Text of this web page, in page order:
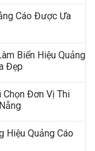
Cáo Được Ưa
Biển Hiệu Quảng
Đẹp
Chọn Đơn Vị Thi
Hiệu Quảng Cáo